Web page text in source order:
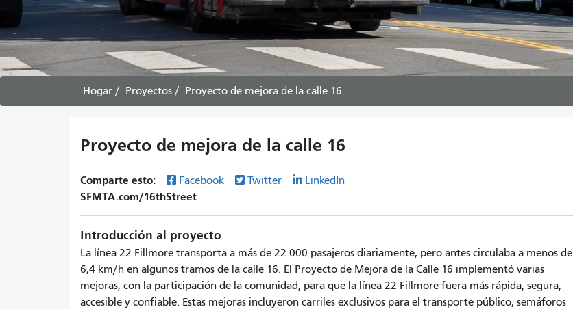
Hogar Proyectos Proyecto de mejora de la calle 16
Proyecto de mejora de la calle 16
Comparte esto: Facebook Twitter LinkedIn
SFMTA.com/16thStreet
Introducción al proyecto
La línea 22 Fillmore transporta a más de 22 000 pasajeros diariamente, pero antes circulaba a menos de
6,4 km/h en algunos tramos de la calle 16. El Proyecto de Mejora de la Calle 16 implementó varias
mejoras, con la participación de la comunidad, para que la línea 22 Fillmore fuera más rápida, segura,
accesible y confiable. Estas mejoras incluyeron carriles exclusivos para el transporte público, semáforos